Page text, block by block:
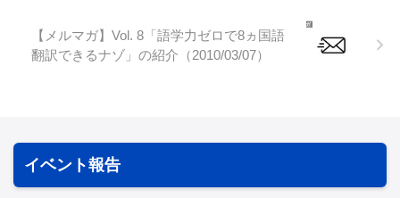
【メルマガ】Vol. 8「語学力ゼロで8ヵ国語
翻訳できるナゾ」の紹介（2010/03/07）
イベント報告